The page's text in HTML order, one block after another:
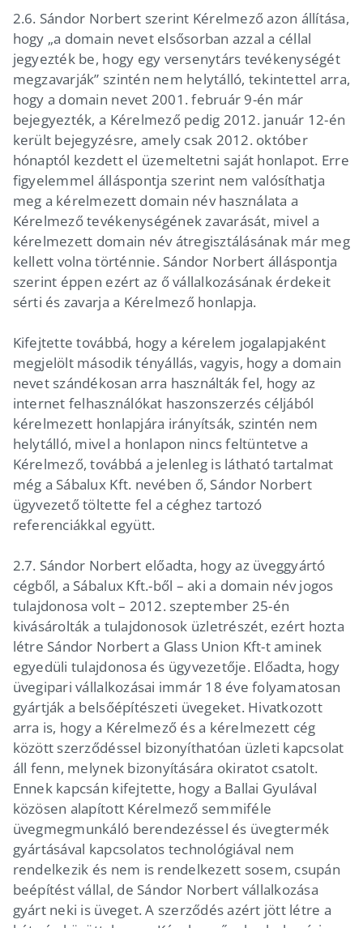
2.6. Sándor Norbert szerint Kérelmező azon állítása,
hogy „a domain nevet elsősorban azzal a céllal
jegyezték be, hogy egy versenytárs tevékenységét
megzavarják” szintén nem helytálló, tekintettel arra,
hogy a domain nevet 2001. február 9-én már
bejegyezték, a Kérelmező pedig 2012. január 12-én
került bejegyzésre, amely csak 2012. október
hónaptól kezdett el üzemeltetni saját honlapot. Erre
figyelemmel álláspontja szerint nem valósíthatja
meg a kérelmezett domain név használata a
Kérelmező tevékenységének zavarását, mivel a
kérelmezett domain név átregisztálásának már meg
kellett volna történnie. Sándor Norbert álláspontja
szerint éppen ezért az ő vállalkozásának érdekeit
sérti és zavarja a Kérelmező honlapja.
Kifejtette továbbá, hogy a kérelem jogalapjaként
megjelölt második tényállás, vagyis, hogy a domain
nevet szándékosan arra használták fel, hogy az
internet felhasználókat haszonszerzés céljából
kérelmezett honlapjára irányítsák, szintén nem
helytálló, mivel a honlapon nincs feltüntetve a
Kérelmező, továbbá a jelenleg is látható tartalmat
még a Sábalux Kft. nevében ő, Sándor Norbert
ügyvezető töltette fel a céghez tartozó
referenciákkal együtt.
2.7. Sándor Norbert előadta, hogy az üveggyártó
cégből, a Sábalux Kft.-ből – aki a domain név jogos
tulajdonosa volt – 2012. szeptember 25-én
kivásárolták a tulajdonosok üzletrészét, ezért hozta
létre Sándor Norbert a Glass Union Kft-t aminek
egyedüli tulajdonosa és ügyvezetője. Előadta, hogy
üvegipari vállalkozásai immár 18 éve folyamatosan
gyártják a belsőépítészeti üvegeket. Hivatkozott
arra is, hogy a Kérelmező és a kérelmezett cég
között szerződéssel bizonyíthatóan üzleti kapcsolat
áll fenn, melynek bizonyítására okiratot csatolt.
Ennek kapcsán kifejtette, hogy a Ballai Gyulával
közösen alapított Kérelmező semmiféle
üvegmegmunkáló berendezéssel és üvegtermék
gyártásával kapcsolatos technológiával nem
rendelkezik és nem is rendelkezett sosem, csupán
beépítést vállal, de Sándor Norbert vállalkozása
gyárt neki is üveget. A szerződés azért jött létre a